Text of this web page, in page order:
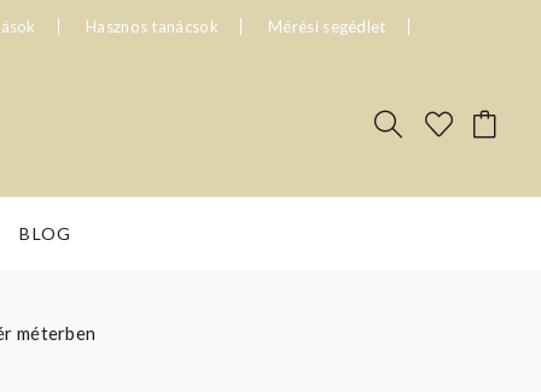
Hasznos tanácsok Mérési segédlet
BLOG
méterben